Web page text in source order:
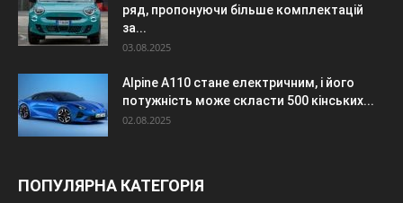
ряд, пропонуючи більше комплектацій
за...
03.08.2025
Alpine A110 стане електричним, і його
потужність може скласти 500 кінських...
02.08.2025
ПОПУЛЯРНА КАТЕГОРІЯ